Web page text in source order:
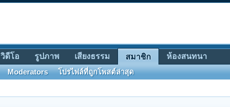
วิดีโอ รูปภาพ เสียงธรรม สมาชิก
Moderators โปรไฟล์ที่ถูกโพสต์ล่าสุด
ห้องสนทนา